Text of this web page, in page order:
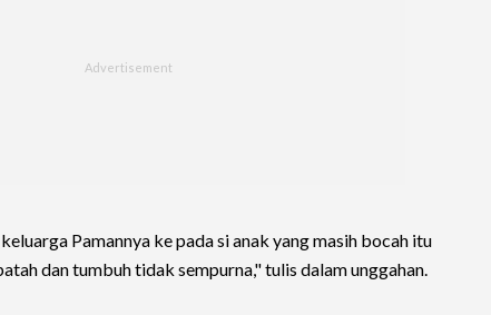
Pamannya ke pada si anak yang masih bocah itu
dan tumbuh tidak sempurna," tulis dalam unggahan.